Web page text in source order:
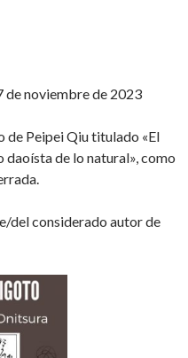
de noviembre de 2023
de Peipei Qiu titulado «El
de lo natural», como
del considerado autor de